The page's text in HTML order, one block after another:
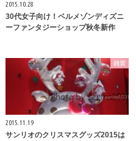
2015.10.28
30代女子向け！ベルメゾンディズニ
ーファンタジーショップ秋冬新作
雑貨
2015.11.19
サンリオのクリスマスグッズ2015は